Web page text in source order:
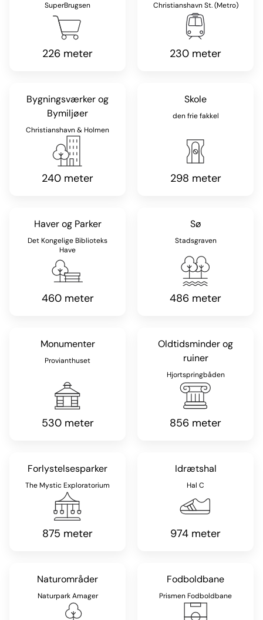
SuperBrugsen
226 meter
Christianshavn St. (Metro)
230 meter
Bygningsværker og
Bymiljøer
Christianshavn & Holmen
240 meter
Skole
den frie fakkel
298 meter
Haver og Parker
Det Kongelige Biblioteks
Have
460 meter
Sø
Stadsgraven
486 meter
Monumenter
Provianthuset
530 meter
Oldtidsminder og
ruiner
Hjortspringbåden
856 meter
Forlystelsesparker
The Mystic Exploratorium
875 meter
Idrætshal
Hal C
974 meter
Naturområder
Naturpark Amager
Fodboldbane
Prismen Fodboldbane